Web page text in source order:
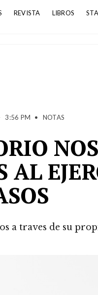
REVISTA LIBROS
3:56 PM • NOTAS
AL
a traves de su